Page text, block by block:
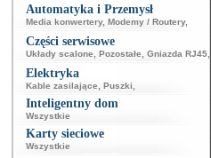
Automatyka i Przemysł
Media konwertery, Modemy / Routery,
Części serwisowe
Układy scalone Pozostałe Gniazda RJ45
Elektryka
Kable zasilające Puszki
Inteligentny dom
Wszystkie
Karty sieciowe
Wszystkie